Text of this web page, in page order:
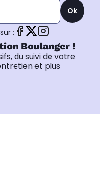
Ok
:
Boulanger !
du suivi de votre
et plus